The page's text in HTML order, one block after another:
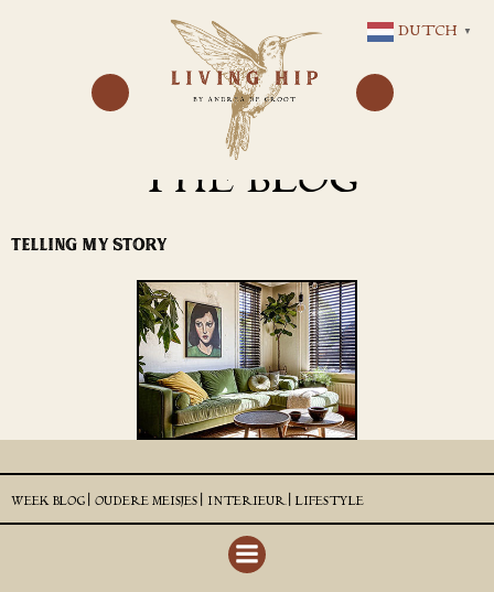
NAAR
DE
INHOUD
THE BLOG
TELLING MY STORY
WEEK BLOG | OUDERE MEISJES | INTERIEUR | LIFESTYLE
DUTCH ▼